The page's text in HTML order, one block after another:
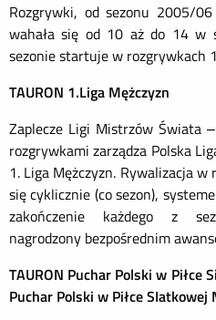
Rozgrywki, od sezonu 2005/
wahała się od 10 aż do 14 w
sezonie startuje w rozgrywkach
TAURON 1.Liga Mężczyzn
Zaplecze Ligi Mistrzów Świata
rozgrywkami zarządza Polska
1. Liga Mężczyzn. Rywalizacja
się cyklicznie (co sezon),
zakończenie każdego z
nagrodzony bezpośrednim
TAURON Puchar Polski w Piłce
Puchar Polski w Piłce SIatkowej